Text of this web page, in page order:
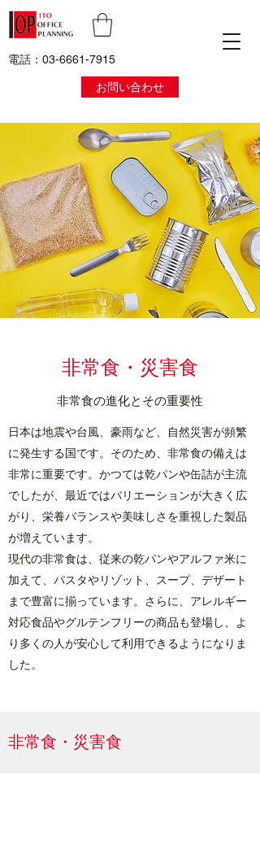
電話：03-6661-7915
お問い合わせ
非常食・災害食
非常食の進化とその重要性
日本は地震や台風、豪雨など、自然災害が頻繁
に発生する国です。そのため、非常食の備えは
非常に重要です。かつては乾パンや缶詰が主流
でしたが、最近ではバリエーションが大きく広
がり、栄養バランスや美味しさを重視した製品
が増えています。
現代の非常食は、従来の乾パンやアルファ米に
加えて、パスタやリゾット、スープ、デザート
まで豊富に揃っています。さらに、アレルギー
対応食品やグルテンフリーの商品も登場し、よ
り多くの人が安心して利用できるようになりま
した。
非常食・災害食